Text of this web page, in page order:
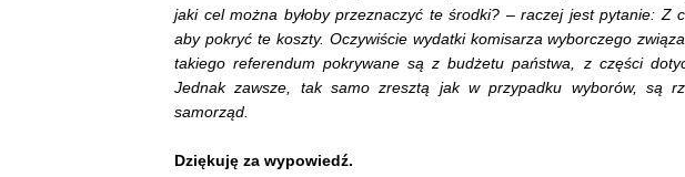
jaki cel można byłoby przeznaczyć te środki? – raczej jest pytanie: Z
aby pokryć te koszty. Oczywiście wydatki komisarza wyborczego
takiego referendum pokrywane są z budżetu państwa, z części
Jednak zawsze, tak samo zresztą jak w przypadku wyborów, są
samorząd.
Dziękuję za wypowiedź.